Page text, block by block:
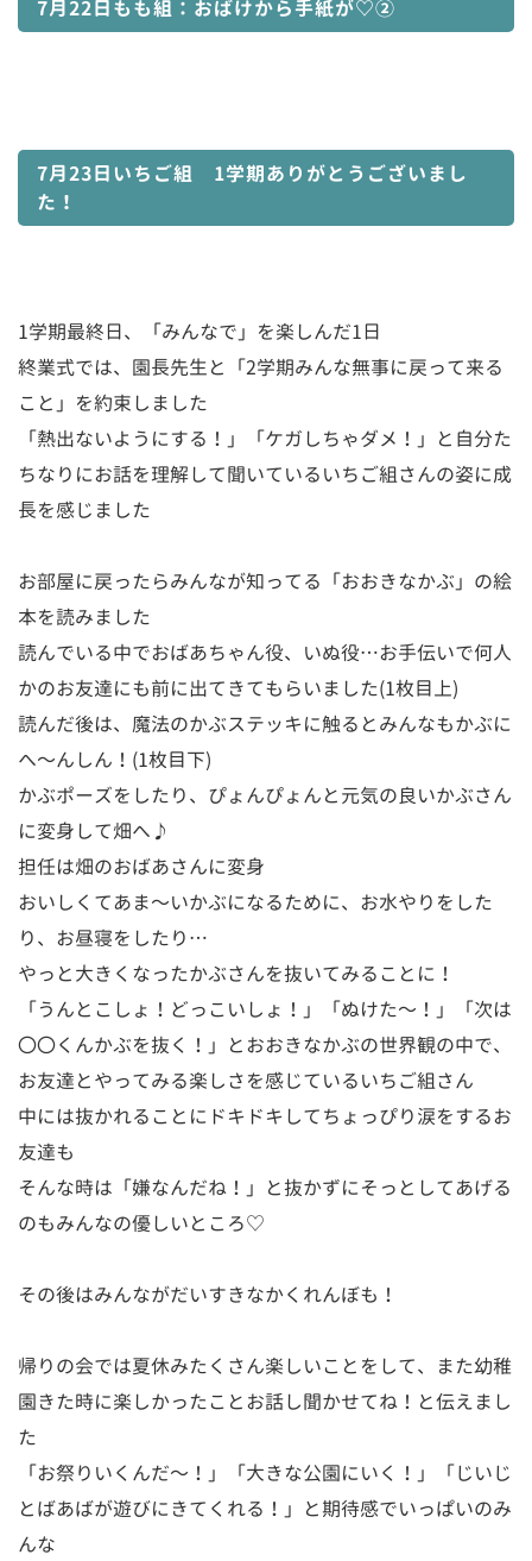
7月22日もも組：おばけから手紙が♡②
7月23日いちご組 1学期ありがとうございまし
た！
1学期最終日、「みんなで」を楽しんだ1日
終業式では、園長先生と「2学期みんな無事に戻って来る
こと」を約束しました
「熱出ないようにする！」「ケガしちゃダメ！」と自分た
ちなりにお話を理解して聞いているいちご組さんの姿に成
長を感じました
お部屋に戻ったらみんなが知ってる「おおきなかぶ」の絵
本を読みました
読んでいる中でおばあちゃん役、いぬ役…お手伝いで何人
かのお友達にも前に出てきてもらいました(1枚目上)
読んだ後は、魔法のかぶステッキに触るとみんなもかぶに
へ〜んしん！(1枚目下)
かぶポーズをしたり、ぴょんぴょんと元気の良いかぶさん
に変身して畑へ♪
担任は畑のおばあさんに変身
おいしくてあま〜いかぶになるために、お水やりをした
り、お昼寝をしたり…
やっと大きくなったかぶさんを抜いてみることに！
「うんとこしょ！どっこいしょ！」「ぬけた〜！」「次は
〇〇くんかぶを抜く！」とおおきなかぶの世界観の中で、
お友達とやってみる楽しさを感じているいちご組さん
中には抜かれることにドキドキしてちょっぴり涙をするお
友達も
そんな時は「嫌なんだね！」と抜かずにそっとしてあげる
のもみんなの優しいところ♡
その後はみんながだいすきなかくれんぼも！
帰りの会では夏休みたくさん楽しいことをして、また幼稚
園きた時に楽しかったことお話し聞かせてね！と伝えまし
た
「お祭りいくんだ〜！」「大きな公園にいく！」「じいじ
とばあばが遊びにきてくれる！」と期待感でいっぱいのみ
んな